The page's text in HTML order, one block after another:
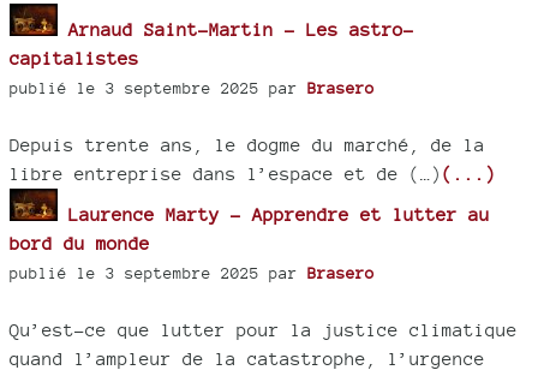
Arnaud Saint-Martin - Les astro-
capitalistes
publié le 3 septembre 2025 par Brasero
Depuis trente ans, le dogme du marché, de la
libre entreprise dans l’espace et de (…) (...)
Laurence Marty - Apprendre et lutter au
bord du monde
publié le 3 septembre 2025 par Brasero
Qu’est-ce que lutter pour la justice climatique
quand l’ampleur de la catastrophe, l’urgence